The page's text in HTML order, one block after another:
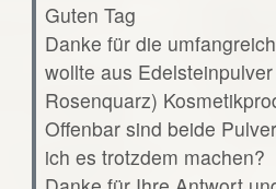
Guten Tag
Danke für die
wollte aus
Rosenquarz)
Offenbar sind beide
ich es trotzdem machen?